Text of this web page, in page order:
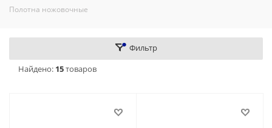
Полотна ножовочные
Фильтр
Найдено: 15товаров